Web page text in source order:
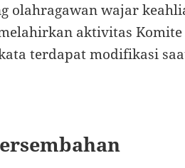
olahragawan wajar
aktivitas Komite
terdapat modifikasi